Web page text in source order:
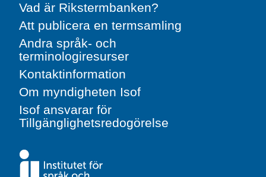
Vad är Rikstermbanken?
Att publicera en termsamling
Andra språk- och
terminologiresurser
Kontaktinformation
Om myndigheten Isof
Isof ansvarar för
Tillgänglighetsredogörelse